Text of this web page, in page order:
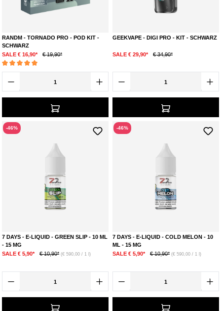
RANDM - TORNADO PRO - POD KIT -
SCHWARZ
SALE € 16,90*
€ 19,90*
Durchschnittliche Bewertung von 5 von 5 Sternen
GEEKVAPE - DIGI PRO - KIT - SCHWARZ
SALE € 29,90* € 34,90*
-46%
7 DAYS - E-LIQUID - GREEN SLIP - 10 ML
- 15 MG
SALE € 5,90*
€ 10,90* (€ 590,00 / 1 l)
-46%
7 DAYS - E-LIQUID - COLD MELON - 10
ML - 15 MG
SALE € 5,90*
€ 10,90* (€ 590,00 / 1 l)